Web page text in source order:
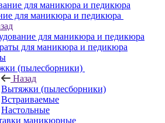
для маникюра и педикюра
для маникюра и педикюра
для маникюра и педикюра
(пылесборники)
Назад
Вытяжки (пылесборники)
Встраиваемые
Настольные
маникюрные